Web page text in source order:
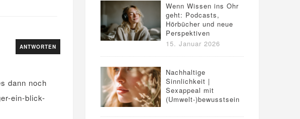
ANTWORTEN
dann noch
ein-blick-
Wenn Wissen ins Ohr
geht: Podcasts,
Hörbücher und neue
Perspektiven
15. Januar 2026
Nachhaltige
Sinnlichkeit |
Sexappeal mit
(Umwelt-)bewusstsein